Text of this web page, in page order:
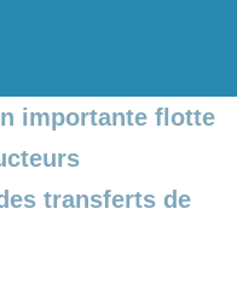
importante flotte
transferts de